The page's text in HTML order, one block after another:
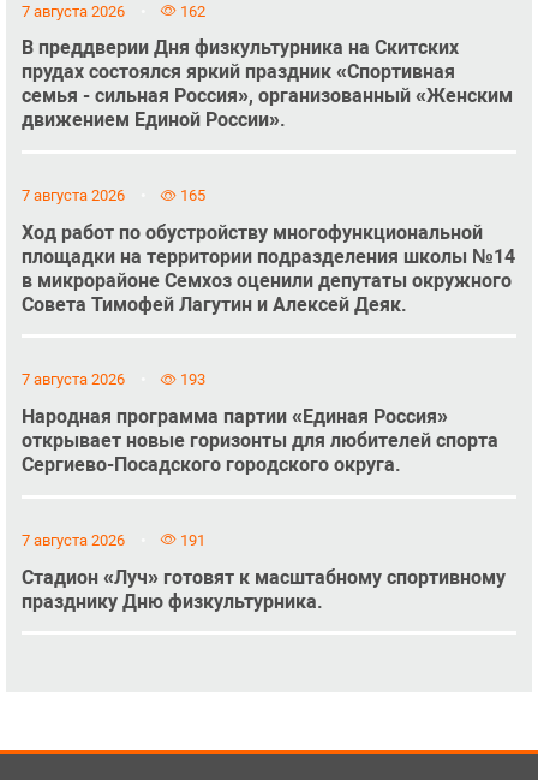
7 августа 2026 162
В преддверии Дня физкультурника на Скитских
прудах состоялся яркий праздник «Спортивная
семья - сильная Россия», организованный «Женским
движением Единой России».
7 августа 2026 165
Ход работ по обустройству многофункциональной
площадки на территории подразделения школы №14
в микрорайоне Семхоз оценили депутаты окружного
Совета Тимофей Лагутин и Алексей Деяк.
7 августа 2026 193
Народная программа партии «Единая Россия»
открывает новые горизонты для любителей спорта
Сергиево-Посадского городского округа.
7 августа 2026 191
Стадион «Луч» готовят к масштабному спортивному
празднику Дню физкультурника.